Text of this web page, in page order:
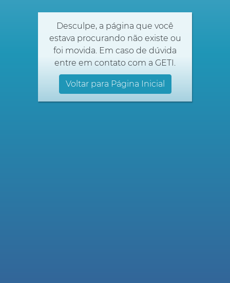
Desculpe, a página que você
estava procurando não existe ou
foi movida. Em caso de dúvida
entre em contato com a GETI.
Voltar para Página Inicial